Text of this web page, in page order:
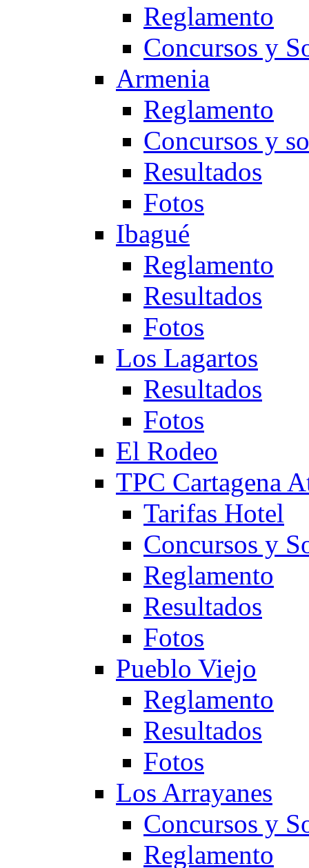
Reglamento
Concursos y
Armenia
Reglamento
Concursos y
Resultados
Fotos
Ibagué
Reglamento
Resultados
Fotos
Los Lagartos
Resultados
Fotos
El Rodeo
TPC Cartagena
Tarifas Hotel
Concursos y
Reglamento
Resultados
Fotos
Pueblo Viejo
Reglamento
Resultados
Fotos
Los Arrayanes
Concursos y
Reglamento